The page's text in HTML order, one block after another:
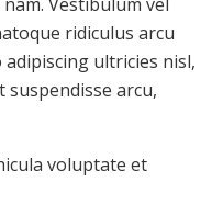
ridiculus arcu
ultricies nisl,
suspendisse arcu,
voluptate et